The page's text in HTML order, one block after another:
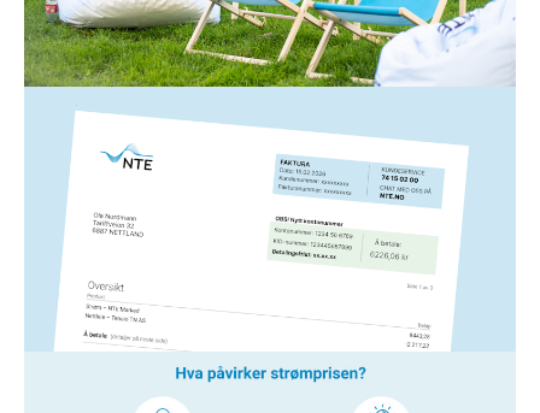
fra oss til deg!
Les mer
Strøm
Slik leser du NTEs strømfaktura
Hvis du lurer på noe som har med strømfakturaen fra
NTE å gjøre, har vi laget en forklaring på de ulike
elementene her.
Les mer
14. jan. 2026